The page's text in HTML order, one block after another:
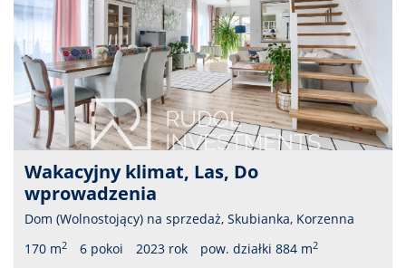
Wakacyjny klimat, Las, Do
wprowadzenia
Dom (Wolnostojący) na sprzedaż, Skubianka, Korzenna
170 m2 6 pokoi 2023 rok pow. działki 884 m2